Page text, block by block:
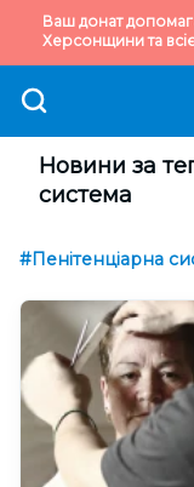
Ваш донат
Херсонщини та
Новини за
система
#Пенітенціарна